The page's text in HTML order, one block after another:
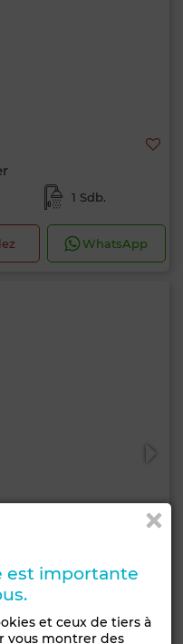
1 Sdb.
WhatsApp
est importante
et ceux de tiers à
vous montrer des